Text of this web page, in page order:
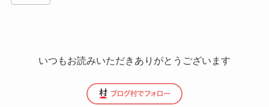
いつもお読みいただきありがとうございます